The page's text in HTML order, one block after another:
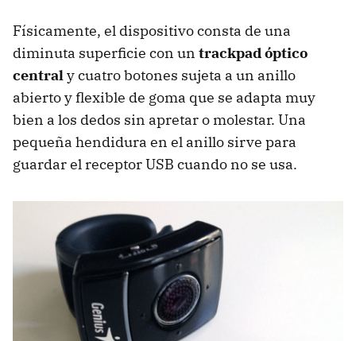
Físicamente, el dispositivo consta de una
diminuta superficie con un trackpad óptico
centraly cuatro botones sujeta a un anillo
abierto y flexible de goma que se adapta muy
bien a los dedos sin apretar o molestar. Una
pequeña hendidura en el anillo sirve para
guardar el receptorUSB cuando no se usa.